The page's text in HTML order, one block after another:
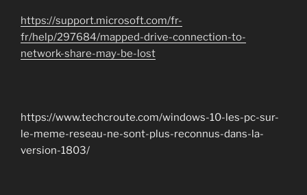
https://support.microsoft.com/fr-
fr/help/297684/mapped-drive-connection-to-
network-share-may-be-lost
https://www.techcroute.com/windows-10-les-pc-sur-
le-meme-reseau-ne-sont-plus-reconnus-dans-la-
version-1803/